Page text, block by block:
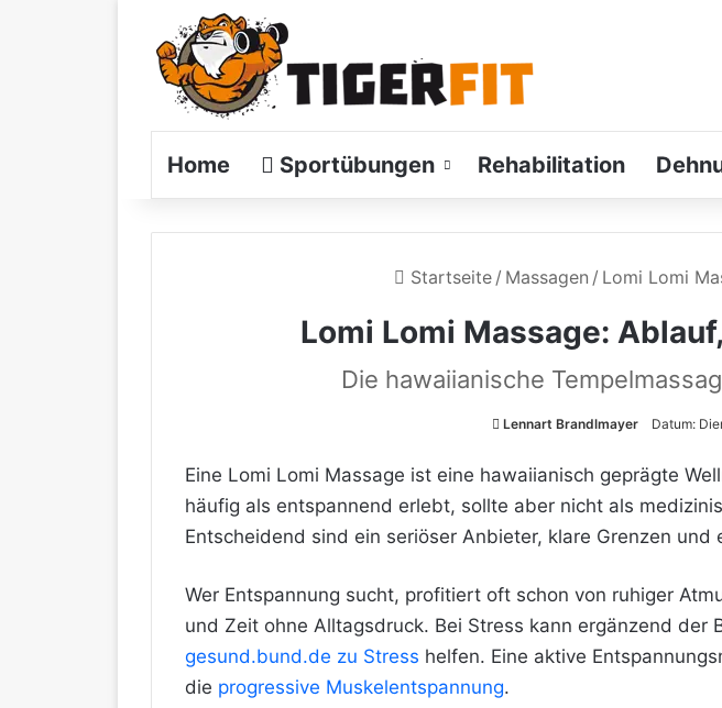
Home Sportübungen Rehabilitation
Startseite / Massagen / Lomi Lomi
Lomi Lomi Massage:
Die hawaiianische
Lennart Brandlmayer Datum:
Eine Lomi Lomi Massage ist eine hawaiianisch geprägte
häufig als entspannend erlebt, sollte aber nicht als
Entscheidend sind ein seriöser Anbieter, klare Grenzen und
Wer Entspannung sucht, profitiert oft schon von ruhiger
und Zeit ohne Alltagsdruck. Bei Stress kann ergänzend der
gesund.bund.de zu Stress helfen. Eine aktive
die progressive Muskelentspannung.